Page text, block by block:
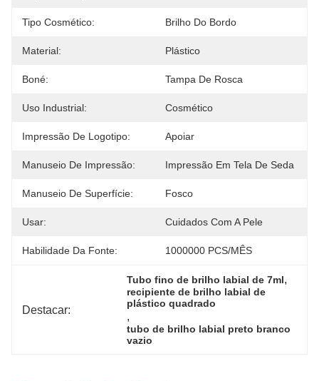
Tipo Cosmético: Brilho Do Bordo
Material: Plástico
Boné: Tampa De Rosca
Uso Industrial: Cosmético
Impressão De Logotipo: Apoiar
Manuseio De Impressão: Impressão Em Tela De Seda
Manuseio De Superfície: Fosco
Usar: Cuidados Com A Pele
Habilidade Da Fonte: 1000000 PCS/MÊS
Destacar:
Tubo fino de brilho labial de 7ml,
recipiente de brilho labial de
plástico quadrado
,
tubo de brilho labial preto branco
vazio